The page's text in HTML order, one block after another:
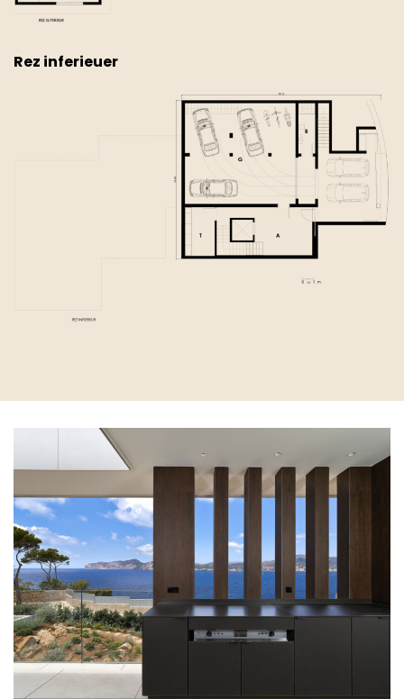
Rez inferieuer